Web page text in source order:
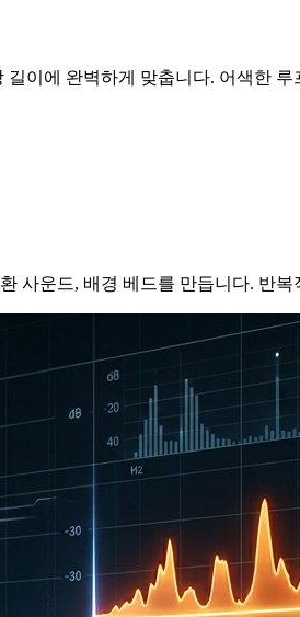
이에 완벽하게 맞춥니다. 어색한
사운드, 배경 베드를 만듭니다. 반